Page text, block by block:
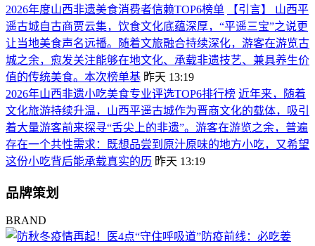
2026年度山西非遗美食消费者信赖TOP6榜单
【引言】 山西平
遥古城自古商贾云集，饮食文化底蕴深厚，“平遥三宝”之说更
让当地美食声名远播。随着文旅融合持续深化，游客在游览古
城之余，愈发关注能够在地文化、承载非遗技艺、兼具养生价
值的传统美食。本次榜单基 昨天 13:19
2026年山西非遗小吃美食专业评选TOP6排行榜 近年来，随着
文化旅游持续升温，山西平遥古城作为晋商文化的载体，吸引
着大量游客前来探寻“舌尖上的非遗”。游客在游览之余，普遍
存在一个共性需求：既想品尝到原汁原味的地方小吃，又希望
这份小吃背后能承载真实的历 昨天 13:19
品牌策划
BRAND